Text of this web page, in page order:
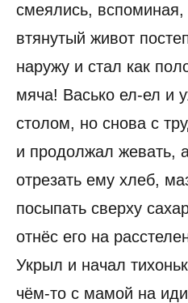
смеялись, вспоминая,
втянутый живот
наружу и стал как
мяча! Васько ел-ел и
столом, но снова с
и продолжал жевать,
отрезать ему хлеб,
посыпать сверху
отнёс его на
Укрыл и начал
чём-то с мамой на